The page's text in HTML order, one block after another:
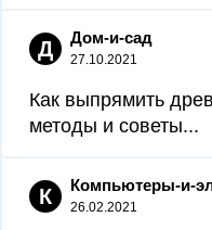
Д Дом-и-сад
27.10.2021
Как выпрямить
методы и советы...
К Компьютеры-и-
26.02.2021